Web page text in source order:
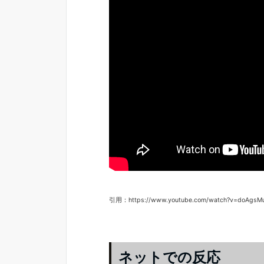
引用：https://www.youtube.com/
ネットでの反応